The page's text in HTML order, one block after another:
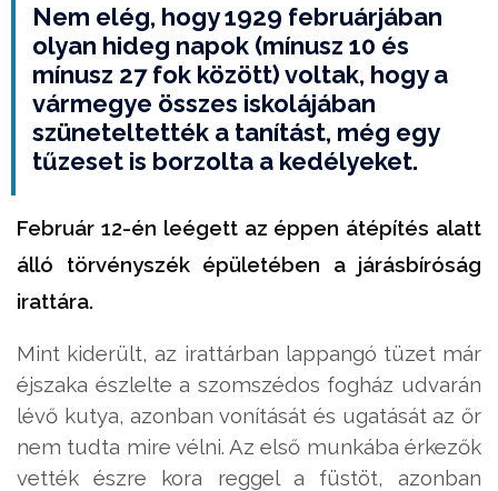
Nem elég, hogy 1929 februárjában
olyan hideg napok (mínusz 10 és
mínusz 27 fok között) voltak, hogy a
vármegye összes iskolájában
szüneteltették a tanítást, még egy
tűzeset is borzolta a kedélyeket.
Február 12-én leégett az éppen átépítés alatt
álló törvényszék épületében a járásbíróság
irattára.
Mint kiderült, az irattárban lappangó tüzet már
éjszaka észlelte a szomszédos fogház udvarán
lévő kutya, azonban vonítását és ugatását az őr
nem tudta mire vélni. Az első munkába érkezők
vették észre kora reggel a füstöt, azonban